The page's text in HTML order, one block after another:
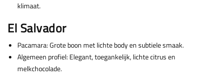
klimaat.
El Salvador
Pacamara: Grote boon met lichte body en subtiele smaak.
Algemeen profiel: Elegant, toegankelijk, lichte citrus en
melkchocolade.